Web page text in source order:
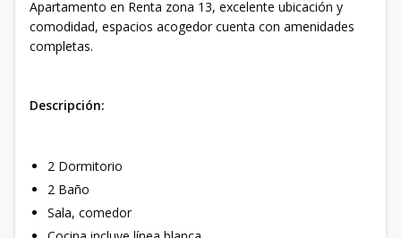
Apartamento en Renta zona 13, excelente ubicación y
comodidad, espacios acogedor cuenta con amenidades
completas.
Descripción:
2 Dormitorio
2 Baño
Sala, comedor